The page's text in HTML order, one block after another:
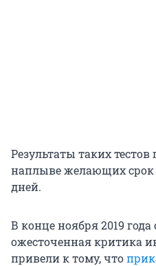
Результаты таких тестов
наплыве желающих срок
дней.
В конце ноября 2019
ожесточенная критика
привели к тому, что